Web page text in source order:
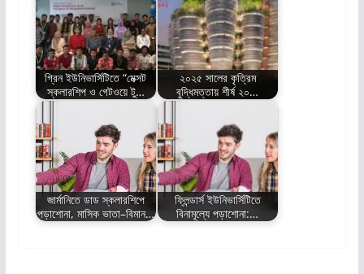
গ্রিন ইউনিভার্সিটিতে “মেক্সট
স্কলারশিপ ও গেটওয়ে টু…
২০২৫ সালের কৃত্রিম
বুদ্ধিমত্তায় শীর্ষ ২০…
জার্মানিতে ডাড স্কলারশিপে
পড়াশোনা, মাসিক ভাতা–বিমান…
ফ্লিন্ডার্স ইউনিভার্সিটিতে
বিনামূল্যে পড়াশোনা:…